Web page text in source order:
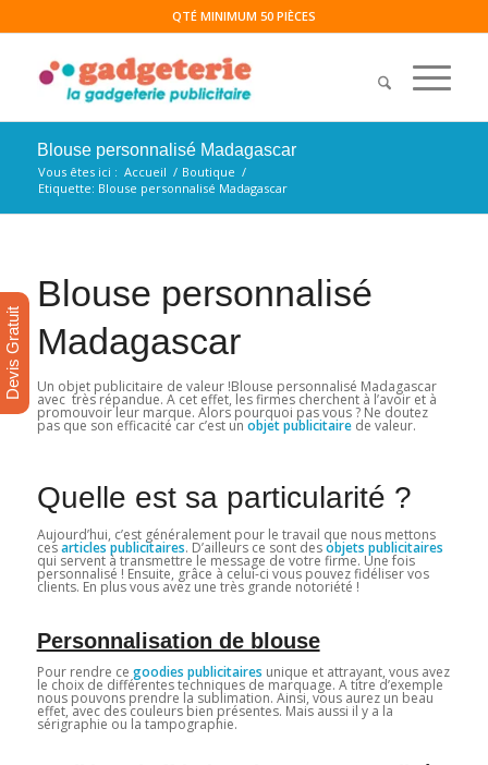
QTÉ MINIMUM 50 PIÈCES
Blouse personnalisé Madagascar
Vous êtes ici : Accueil / Boutique /
Etiquette: Blouse personnalisé Madagascar
Blouse personnalisé
Madagascar
Un objet publicitaire de valeur !Blouse personnalisé Madagascar
avec très répandue. A cet effet, les firmes cherchent à l’avoir et à
promouvoir leur marque. Alors pourquoi pas vous ? Ne doutez
pas que son efficacité car c’est un objet publicitairede valeur.
Quelle est sa particularité ?
Aujourd’hui, c’est généralement pour le travail que nous mettons
cesarticles publicitaires. D’ailleurs ce sont desobjets publicitaires
qui servent à transmettre le message de votre firme. Une fois
personnalisé ! Ensuite, grâce à celui-ci vous pouvez fidéliser vos
clients. En plus vous avez une très grande notoriété !
Personnalisation de blouse
Pour rendre ce goodies publicitaires unique et attrayant, vous avez
le choix de différentes techniques de marquage. A titre d’exemple
nous pouvons prendre la sublimation. Ainsi, vous aurez un beau
effet, avec des couleurs bien présentes. Mais aussi il y a la
sérigraphie ou la tampographie.
Devis Gratuit